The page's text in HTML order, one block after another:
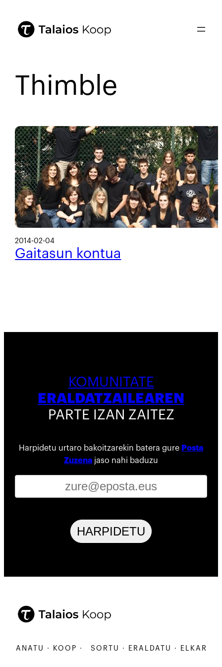
Thimble
2014-02-04
Gaitasun kontua
KOMUNITATE
ERALDATZAILEAREN
PARTE IZAN ZAITEZ
Harpidetu urtaro bakoitzarekin batera gure Posta
Zuzena jaso nahi baduzu
HARPIDETU
· KOOP · SORTU · ERALDATU ·